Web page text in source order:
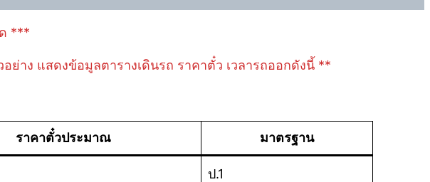
***
ย่าง แสดงข้อมูลตารางเดินรถ ราคาตั๋ว เวลารถออกดังนี้ **
ราคาตั๋วประมาณ มาตรฐาน
ป.1